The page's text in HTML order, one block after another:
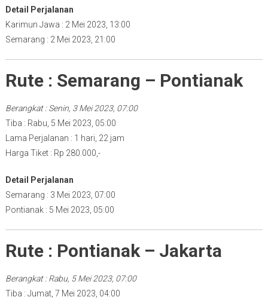
Detail Perjalanan
Karimun Jawa : 2 Mei 2023, 13:00
Semarang : 2 Mei 2023, 21:00
Rute : Semarang – Pontianak
Berangkat : Senin, 3 Mei 2023, 07:00
Tiba : Rabu, 5 Mei 2023, 05:00
Lama Perjalanan : 1 hari, 22 jam
Harga Tiket : Rp 280.000,-
Detail Perjalanan
Semarang : 3 Mei 2023, 07:00
Pontianak : 5 Mei 2023, 05:00
Rute : Pontianak – Jakarta
Berangkat : Rabu, 5 Mei 2023, 07:00
Tiba : Jumat, 7 Mei 2023, 04:00